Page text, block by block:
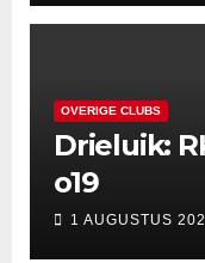
OVERIGE CLUBS
Drieluik:
o19
1 AUGUSTUS